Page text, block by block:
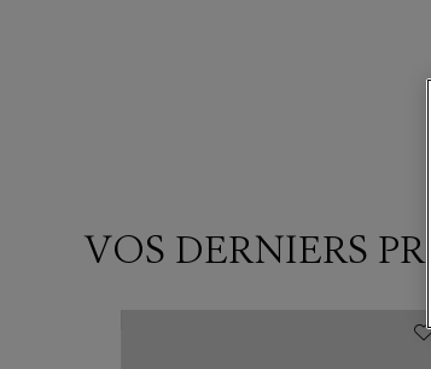
VOS DERNIERS